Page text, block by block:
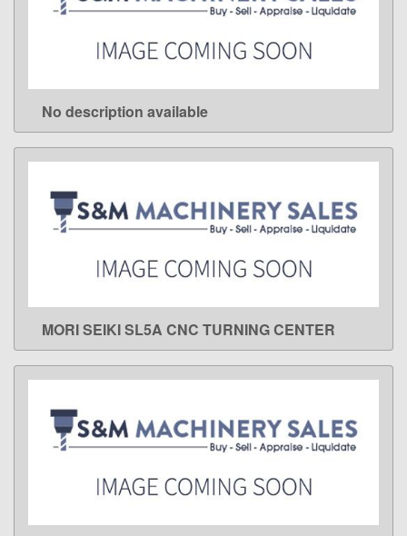
LEARN MORE
No description available
LEARN MORE
MORI SEIKI SL5A CNC TURNING CENTER